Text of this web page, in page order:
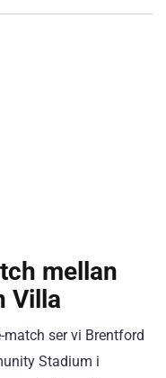
mellan
Villa
match ser vi Brentford
Stadium i